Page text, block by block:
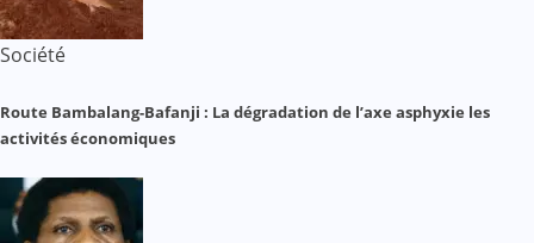
Société
Route Bambalang-Bafanji : La dégradation de l’axe asphyxie les
activités économiques